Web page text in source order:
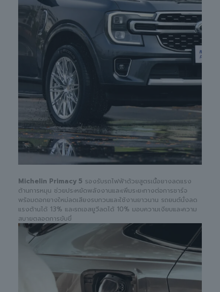
Michelin Primacy 5 รองรับรถไฟฟ้าด้วยสูตรเนื้อยางลดแรง
ต้านการหมุน ช่วยประหยัดพลังงานและเพิ่มระยะทางต่อการชาร์จ
พร้อมดอกยางใหม่ลดเสียงรบกวนและใช้งานยาวนาน รถยนต์นั่งลด
แรงต้านได้ 13% และรถเอสยูวีลดได้ 10% มอบความเงียบและความ
สบายตลอดการขับขี่